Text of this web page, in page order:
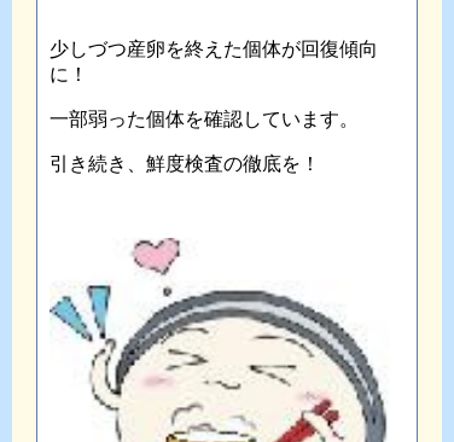
少しづつ産卵を終えた個体が回復傾向
に！
一部弱った個体を確認しています。
引き続き、鮮度検査の徹底を！